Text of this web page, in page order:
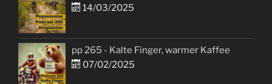
14/03/2025
pp 265 - Kalte Finger, warmer Kaffee
07/02/2025